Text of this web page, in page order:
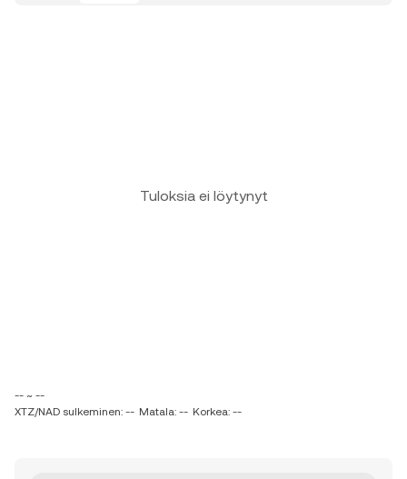
Tuloksia ei löytynyt
-- ~ --
XTZ/NAD sulkeminen: -- Matala: -- Korkea: --